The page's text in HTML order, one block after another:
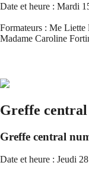
Date et heure : Mardi
Formateurs : Me
Madame Caroline
Greffe
Greffe central
Date et heure : Jeudi